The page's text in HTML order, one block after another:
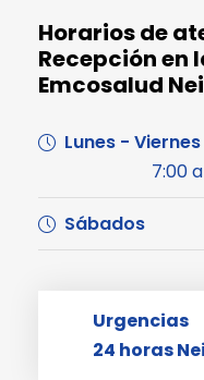
Horarios de
Recepción en
Emcosalud
Lunes - Viernes
7:00
Sábados
Urgencias
24 horas